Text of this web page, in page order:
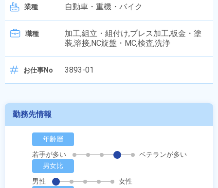
業種 自動車・重機・バイク
職種
加工,組立・組付け,プレス加工,板金・塗
装,溶接,NC旋盤・MC,検査,洗浄
お仕事No 3893-01
勤務先情報
年齢層
若手が多い
ベテランが多い
男女比
男性
女性